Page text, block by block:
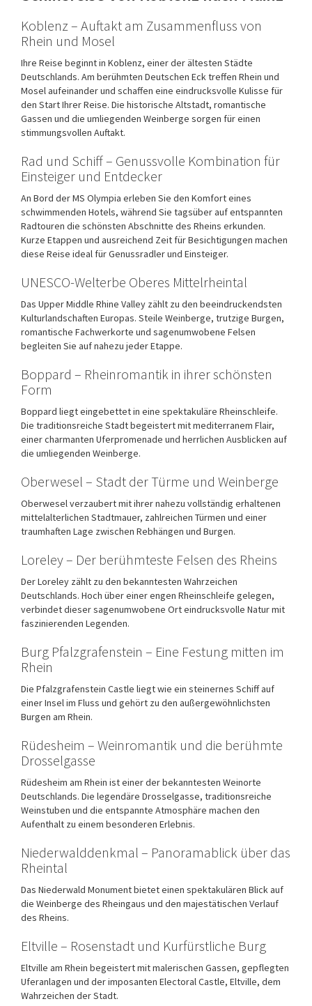
Koblenz – Auftakt am Zusammenfluss von
Rhein und Mosel
Ihre Reise beginnt in Koblenz, einer der ältesten Städte
Deutschlands. Am berühmten Deutschen Eck treffen Rhein und
Mosel aufeinander und schaffen eine eindrucksvolle Kulisse für
den Start Ihrer Reise. Die historische Altstadt, romantische
Gassen und die umliegenden Weinberge sorgen für einen
stimmungsvollen Auftakt.
Rad und Schiff – Genussvolle Kombination für
Einsteiger und Entdecker
An Bord derMS Olympia erleben Sie den Komfort eines
schwimmenden Hotels, während Sie tagsüber auf entspannten
Radtouren die schönsten Abschnitte des Rheins erkunden.
Kurze Etappen und ausreichend Zeit für Besichtigungen machen
diese Reise ideal für Genussradler und Einsteiger.
UNESCO-Welterbe Oberes Mittelrheintal
Das Upper Middle Rhine Valley zählt zu den beeindruckendsten
Kulturlandschaften Europas. Steile Weinberge, trutzige Burgen,
romantische Fachwerkorte und sagenumwobene Felsen
begleiten Sie auf nahezu jeder Etappe.
Boppard – Rheinromantik in ihrer schönsten
Form
Boppard liegt eingebettet in eine spektakuläre Rheinschleife.
Die traditionsreiche Stadt begeistert mit mediterranem Flair,
einer charmanten Uferpromenade und herrlichen Ausblicken auf
die umliegenden Weinberge.
Oberwesel – Stadt der Türme und Weinberge
Oberweselverzaubert mit ihrer nahezu vollständig erhaltenen
mittelalterlichen Stadtmauer, zahlreichen Türmen und einer
traumhaften Lage zwischen Rebhängen und Burgen.
Loreley – Der berühmteste Felsen des Rheins
DerLoreley zählt zu den bekanntesten Wahrzeichen
Deutschlands. Hoch über einer engen Rheinschleife gelegen,
verbindet dieser sagenumwobene Ort eindrucksvolle Natur mit
faszinierenden Legenden.
Burg Pfalzgrafenstein – Eine Festung mitten im
Rhein
Die Pfalzgrafenstein Castle liegt wie ein steinernes Schiff auf
einer Insel im Fluss und gehört zu den außergewöhnlichsten
Burgen am Rhein.
Rüdesheim – Weinromantik und die berühmte
Drosselgasse
Rüdesheim am Rhein ist einer der bekanntesten Weinorte
Deutschlands. Die legendäre Drosselgasse, traditionsreiche
Weinstuben und die entspannte Atmosphäre machen den
Aufenthalt zu einem besonderen Erlebnis.
Niederwalddenkmal – Panoramablick über das
Rheintal
Das Niederwald Monumentbietet einen spektakulären Blick auf
die Weinberge des Rheingaus und den majestätischen Verlauf
des Rheins.
Eltville – Rosenstadt und Kurfürstliche Burg
Eltville am Rhein begeistert mit malerischen Gassen, gepflegten
Uferanlagen und der imposanten Electoral Castle, Eltville, dem
Wahrzeichen der Stadt.